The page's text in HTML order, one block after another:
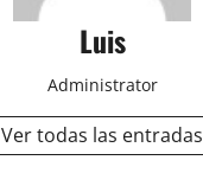
Luis
Administrator
Ver todas las entradas